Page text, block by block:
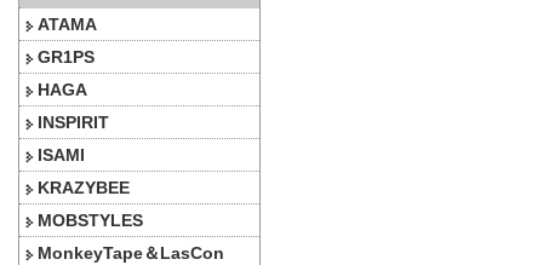
ATAMA
GR1PS
HAGA
INSPIRIT
ISAMI
KRAZYBEE
MOBSTYLES
MonkeyTape＆LasCon